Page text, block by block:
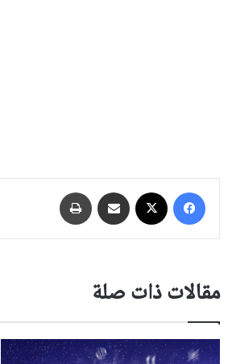
فيسبوك مشاركة عبر البريد
مقالات ذات صلة